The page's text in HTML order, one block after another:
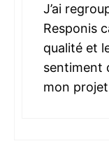
J’ai
Responis
qualité et
sentiment
mon